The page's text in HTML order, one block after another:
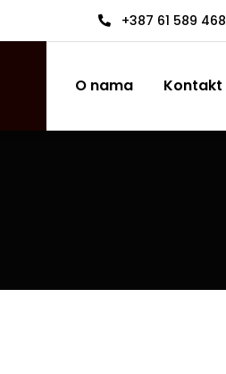
+387 61 589 468
O nama Kontakt